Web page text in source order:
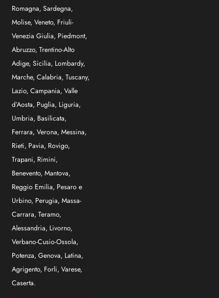
Romagna, Sardegna,
Molise, Veneto, Friuli-
Venezia Giulia, Piedmont,
Abruzzo, Trentino-Alto
Adige, Sicilia, Lombardy,
Marche, Calabria, Tuscany,
Lazio, Campania, Valle
d’Aosta, Puglia, Liguria,
Umbria, Basilicata,
Ferrara, Verona, Messina,
Rieti, Pavia, Rovigo,
Trapani, Rimini,
Benevento, Mantova,
Reggio Emilia, Pesaro e
Urbino, Perugia, Massa-
Carrara, Teramo,
Alessandria, Livorno,
Verbano-Cusio-Ossola,
Potenza, Genova, Latina,
Agrigento, Forli, Varese,
Caserta.